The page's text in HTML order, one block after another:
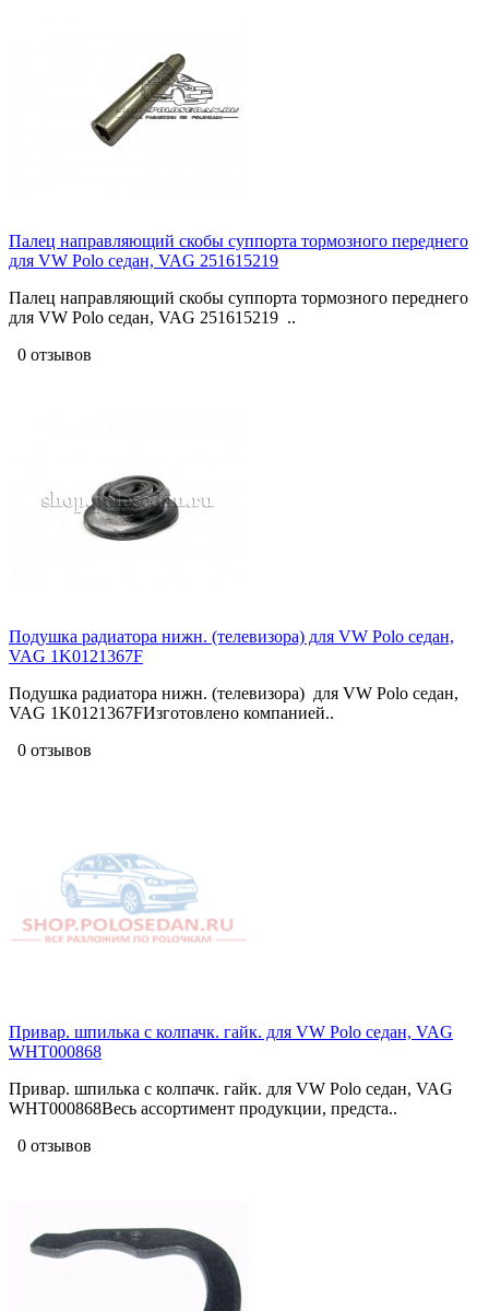
Палец направляющий скобы суппорта тормозного переднего
для VW Polo седан, VAG 251615219
Палец направляющий скобы суппорта тормозного переднего
для VW Polo седан, VAG 251615219 ..
0 отзывов
Подушка радиатора нижн. (телевизора) для VW Polo седан,
VAG 1K0121367F
Подушка радиатора нижн. (телевизора) для VW Polo седан,
VAG 1K0121367FИзготовлено компанией..
0 отзывов
Привар. шпилька с колпачк. гайк. для VW Polo седан, VAG
WHT000868
Привар. шпилька с колпачк. гайк. для VW Polo седан, VAG
WHT000868Весь ассортимент продукции, предста..
0 отзывов